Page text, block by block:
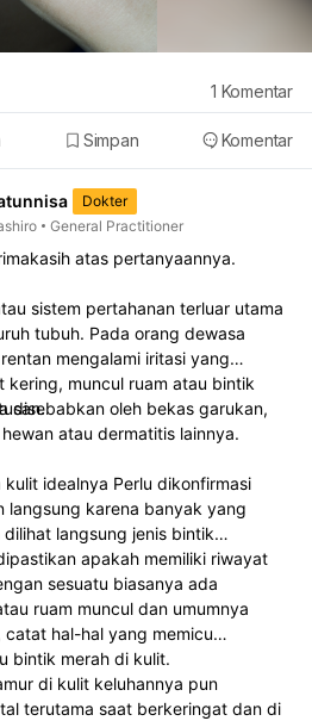
Simpan Komentar
1 Komentar
Dokter
General Practitioner
atas pertanyaannya.
sistem pertahanan terluar utama
tubuh. Pada orang dewasa
kering, muncul ruam atau bintik
disebabkan oleh bekas garukan,
atau dermatitis lainnya.
idealnya Perlu dikonfirmasi
langsung karena banyak yang
langsung jenis bintik
apakah memiliki riwayat
sesuatu biasanya ada
ruam muncul dan umumnya
hal-hal yang memicu
bintik merah di kulit.
di kulit keluhannya pun
terutama saat berkeringat dan di